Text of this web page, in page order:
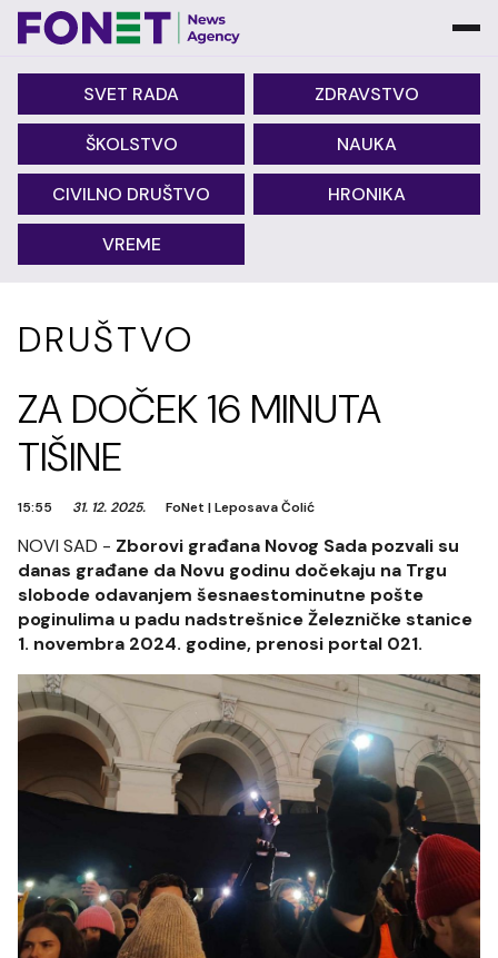
SVET RADA ZDRAVSTVO
ŠKOLSTVO NAUKA
CIVILNO DRUŠTVO HRONIKA
VREME
DRUŠTVO
ZA DOČEK 16 MINUTA
TIŠINE
15:55 31. 12. 2025. FoNet |Leposava Čolić
NOVI SAD - Zborovi građana Novog Sada pozvali su
danas građane da Novu godinu dočekaju na Trgu
slobode odavanjem šesnaestominutne pošte
poginulima u padu nadstrešnice Železničke stanice
1. novembra 2024. godine, prenosi portal 021.